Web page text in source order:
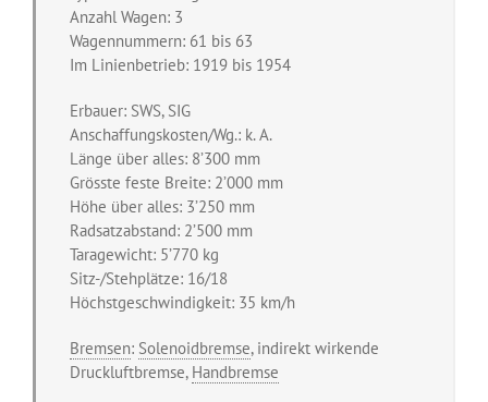
Anzahl Wagen: 3
Wagennummern: 61 bis 63
Im Linienbetrieb: 1919 bis 1954
Erbauer: SWS, SIG
Anschaffungskosten/Wg.: k. A.
Länge über alles: 8’300 mm
Grösste feste Breite: 2’000 mm
Höhe über alles: 3’250 mm
Radsatzabstand: 2’500 mm
Taragewicht: 5’770 kg
Sitz-/Stehplätze: 16/18
Höchstgeschwindigkeit: 35 km/h
Bremsen: Solenoidbremse, indirekt wirkende
Druckluftbremse, Handbremse